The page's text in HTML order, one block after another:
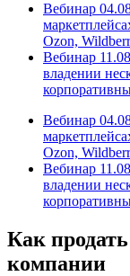
Вебинар
Ozon,
Вебинар
владении
Вебинар
Ozon,
Вебинар
владении
Как
компании